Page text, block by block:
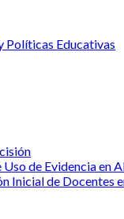
Políticas Educativas
de Evidencia en
Inicial de Docentes